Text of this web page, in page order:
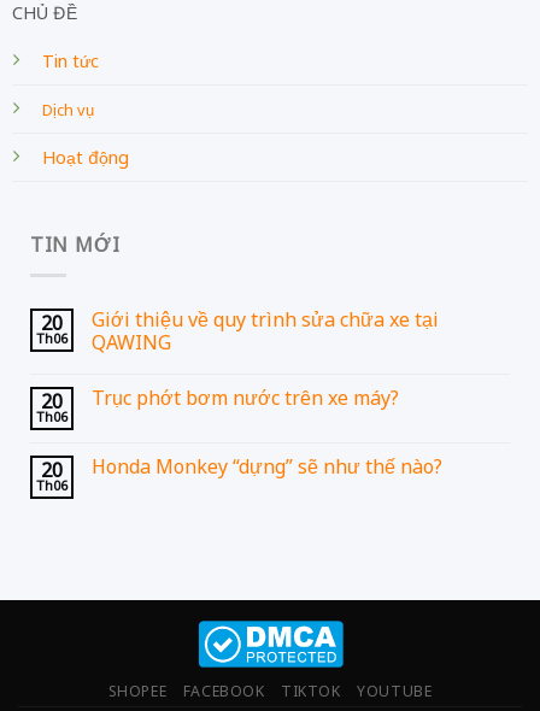
CHỦ ĐỀ
Tin tức
Dịch vụ
Hoạt động
TIN MỚI
20
Th06
Giới thiệu về quy trình sửa chữa xe tại
QAWING
20
Th06
Trục phớt bơm nước trên xe máy?
20
Th06
Honda Monkey “dựng” sẽ như thế nào?
SHOPEE FACEBOOK TIKTOK YOUTUBE